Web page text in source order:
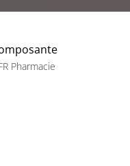
Pharmacie